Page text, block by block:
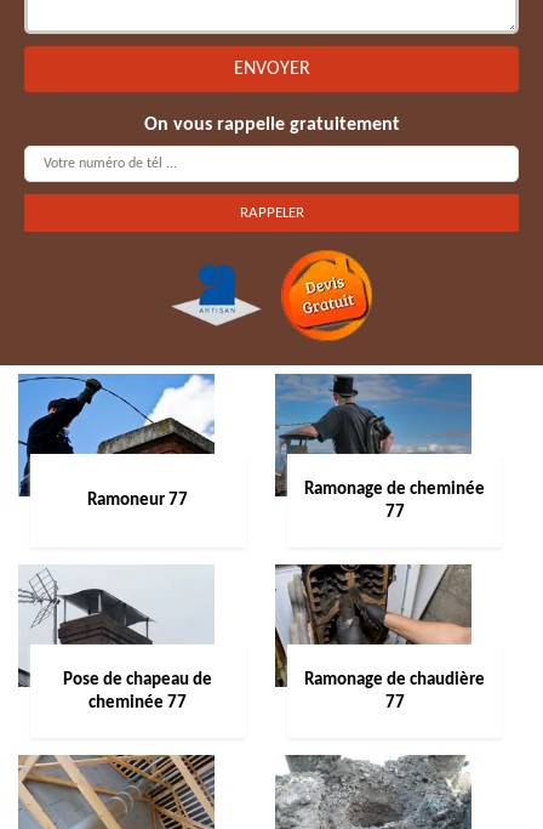
On vous rappelle gratuitement
Ramoneur 77
Ramonage de cheminée
77
Pose de chapeau de
cheminée 77
Ramonage de chaudière
77